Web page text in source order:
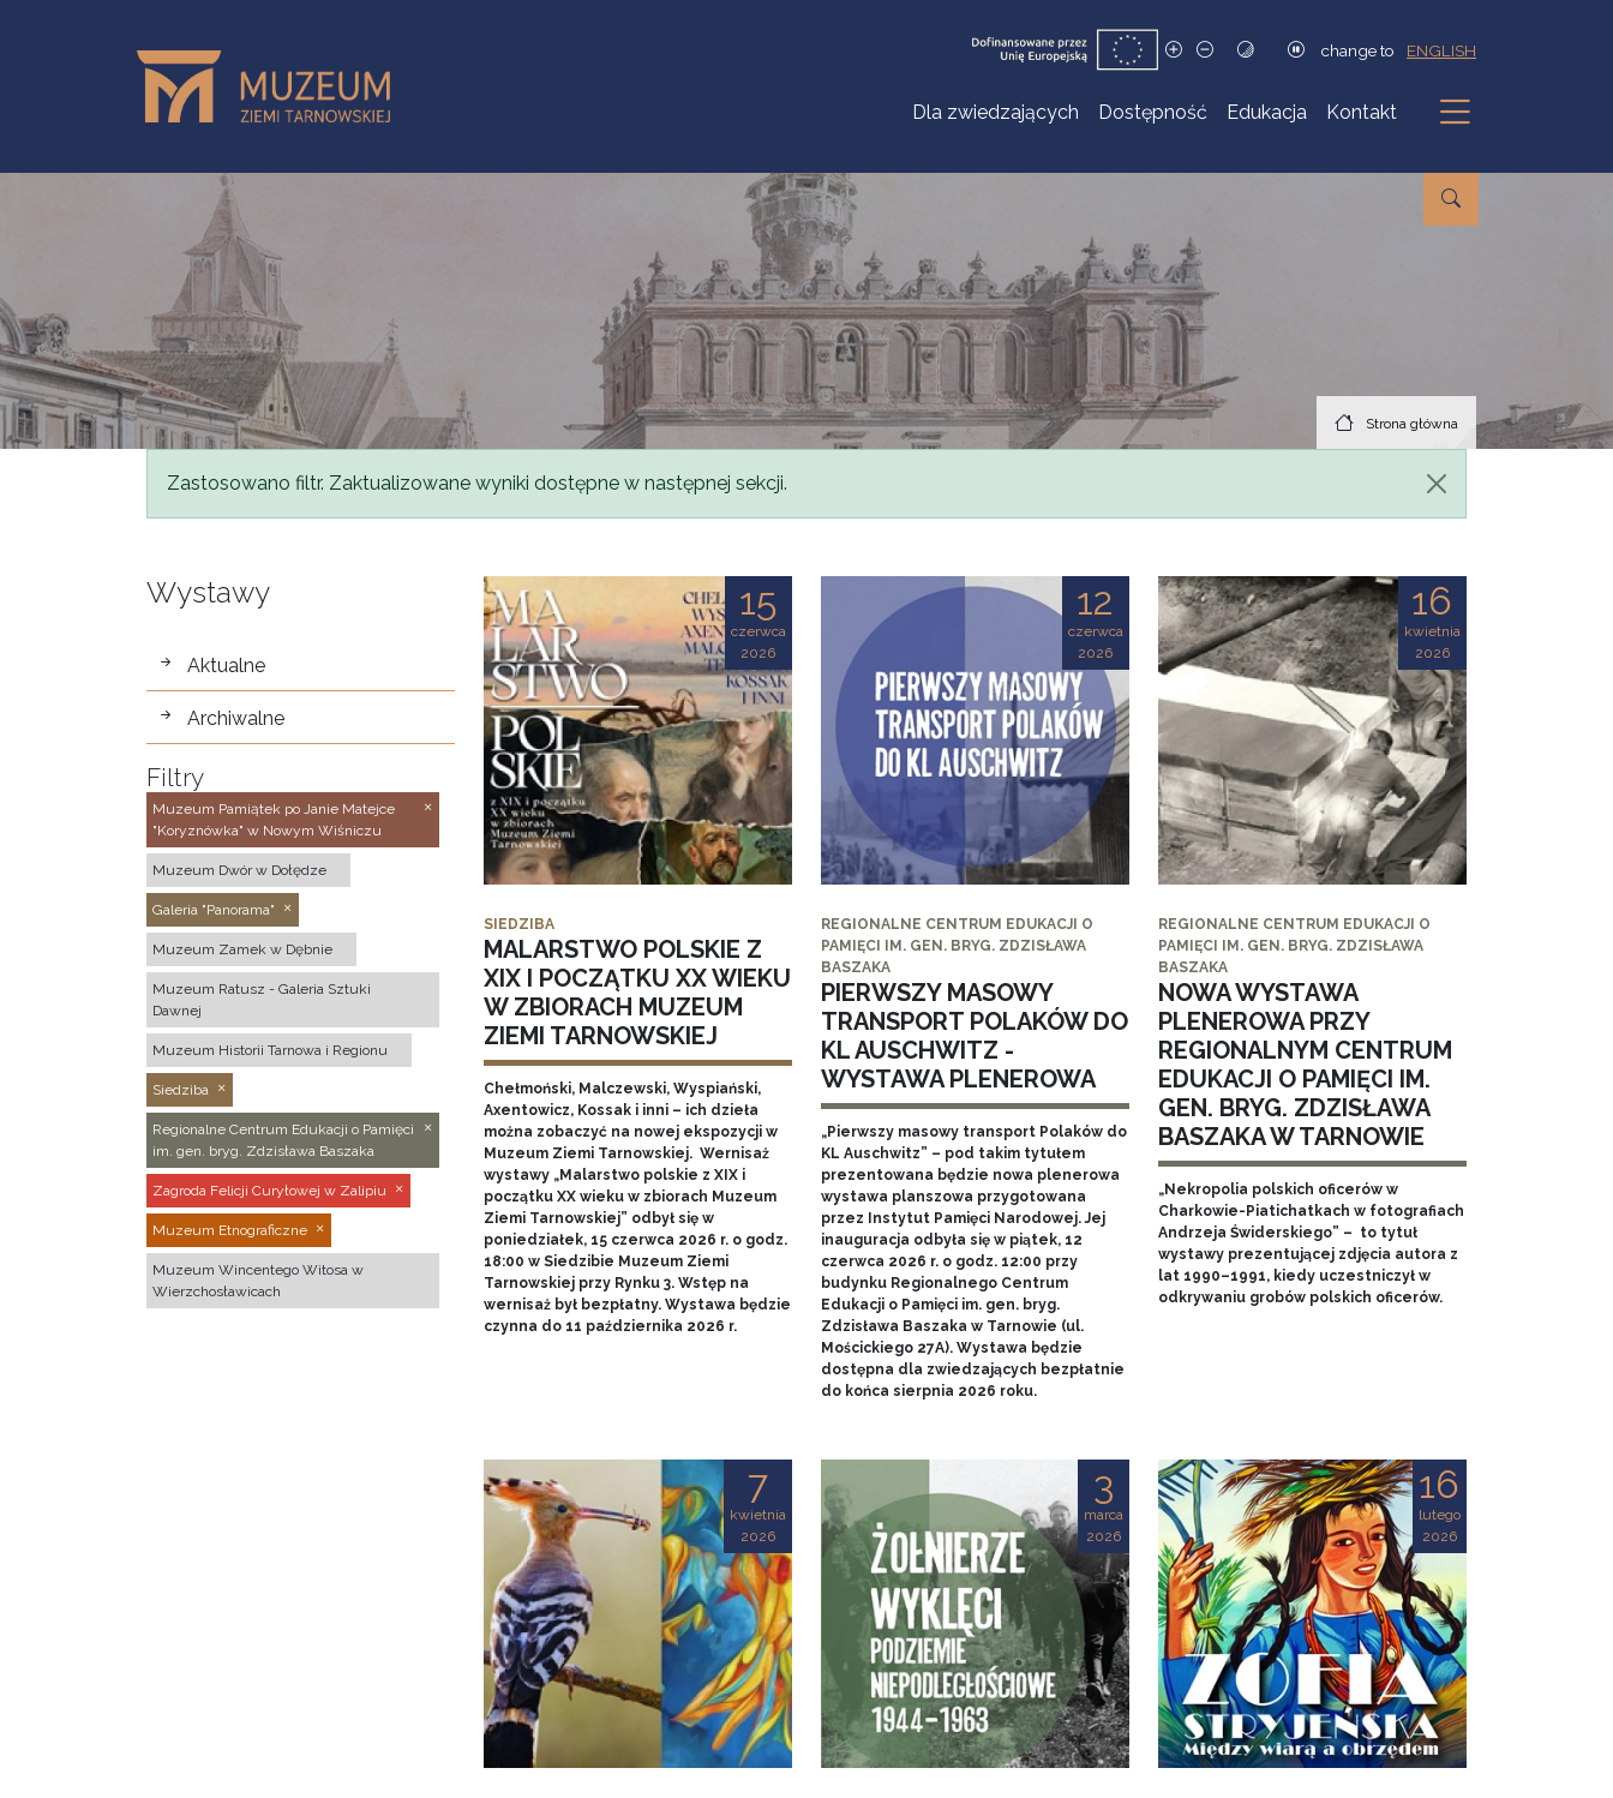
change to ENGLISH
Dla zwiedzających Dostępność Edukacja Kontakt
Podmenu
Strona główna
Komunikat
Zastosowano filtr. Zaktualizowane wyniki dostępne w następnej sekcji.
Wystawy
wystawy
Aktualne
Archiwalne
Filtry
Muzeum Pamiątek po Janie Matejce
"Koryznówka" w Nowym Wiśniczu
Muzeum Dwór w Dołędze
Galeria "Panorama"
Muzeum Zamek w Dębnie
Muzeum Ratusz - Galeria Sztuki
Dawnej
Muzeum Historii Tarnowa i Regionu
Siedziba
Regionalne Centrum Edukacji o Pamięci
im. gen. bryg. Zdzisława Baszaka
Zagroda Felicji Curyłowej w Zalipiu
Muzeum Etnograficzne
Muzeum Wincentego Witosa w
Wierzchosławicach
15
czerwca
2026
SIEDZIBA
MALARSTWO POLSKIE Z
XIX I POCZĄTKU XX WIEKU
W ZBIORACH MUZEUM
ZIEMI TARNOWSKIEJ
Chełmoński, Malczewski, Wyspiański,
Axentowicz, Kossak i inni – ich dzieła
można zobaczyć na nowej ekspozycji w
Muzeum Ziemi Tarnowskiej. Wernisaż
wystawy „Malarstwo polskie z XIX i
początku XX wieku w zbiorach Muzeum
Ziemi Tarnowskiej” odbył się w
poniedziałek, 15 czerwca 2026 r. o godz.
18:00 w Siedzibie Muzeum Ziemi
Tarnowskiej przy Rynku 3. Wstęp na
wernisaż był bezpłatny. Wystawa będzie
czynna do 11 października 2026 r.
12
czerwca
2026
REGIONALNE CENTRUM EDUKACJI O
PAMIĘCI IM. GEN. BRYG. ZDZISŁAWA
BASZAKA
PIERWSZY MASOWY
TRANSPORT POLAKÓW DO
KL AUSCHWITZ -
WYSTAWA PLENEROWA
„Pierwszy masowy transport Polaków do
KL Auschwitz” – pod takim tytułem
prezentowana będzie nowa plenerowa
wystawa planszowa przygotowana
przez Instytut Pamięci Narodowej. Jej
inauguracja odbyła się w piątek, 12
czerwca 2026 r. o godz. 12:00 przy
budynku Regionalnego Centrum
Edukacji o Pamięci im. gen. bryg.
Zdzisława Baszaka w Tarnowie (ul.
Mościckiego 27A). Wystawa będzie
dostępna dla zwiedzających bezpłatnie
do końca sierpnia 2026 roku.
16
kwietnia
2026
REGIONALNE CENTRUM EDUKACJI O
PAMIĘCI IM. GEN. BRYG. ZDZISŁAWA
BASZAKA
NOWA WYSTAWA
PLENEROWA PRZY
REGIONALNYM CENTRUM
EDUKACJI O PAMIĘCI IM.
GEN. BRYG. ZDZISŁAWA
BASZAKA W TARNOWIE
„Nekropolia polskich oficerów w
Charkowie-Piatichatkach w fotografiach
Andrzeja Świderskiego” – to tytuł
wystawy prezentującej zdjęcia autora z
lat 1990–1991, kiedy uczestniczył w
odkrywaniu grobów polskich oficerów.
7
kwietnia
2026
3
marca
2026
16
lutego
2026